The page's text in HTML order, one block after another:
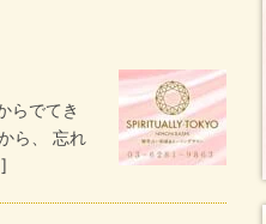
らでてき
ら、 忘れ